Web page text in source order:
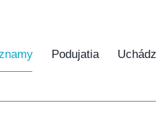
Podujatia